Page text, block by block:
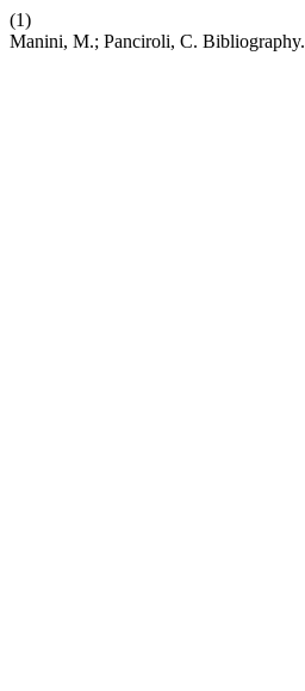
(1)
Manini, M.; Panciroli, C. Bibliography.